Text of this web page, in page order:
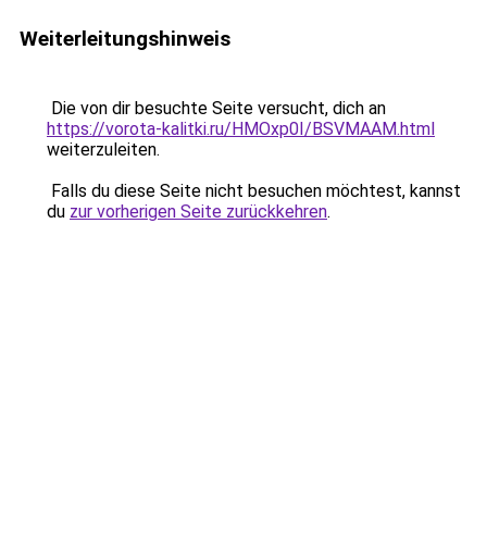
Weiterleitungshinweis
Die von dir besuchte Seite versucht, dich an
https://vorota-kalitki.ru/HMOxp0I/BSVMAAM.html
weiterzuleiten.
Falls du diese Seite nicht besuchen möchtest, kannst
du zur vorherigen Seite zurückkehren.